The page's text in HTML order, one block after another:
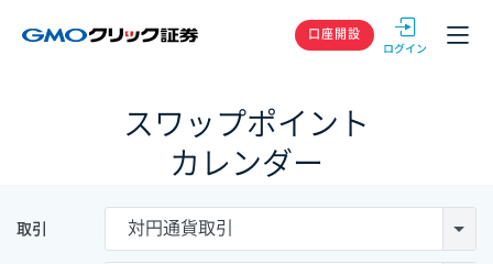
GMOクリック
口座開設
スワップポイント
カレンダー
取引 対円通貨取引